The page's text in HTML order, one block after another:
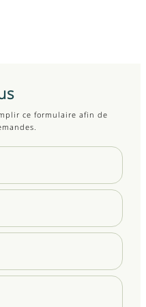
ce formulaire afin de